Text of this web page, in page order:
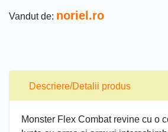
Vandut de: noriel.ro
Descriere/Detalii produs
Monster Flex Combat revine cu o